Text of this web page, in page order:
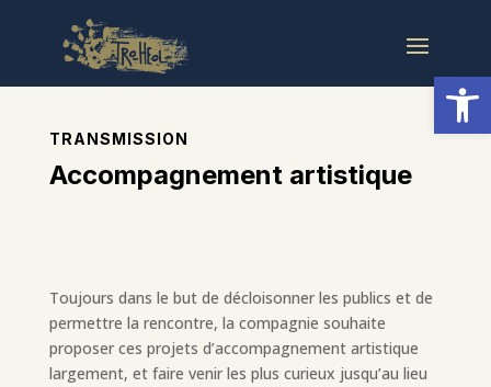
Ouvrir
TRANSMISSION
Accompagnement artistique
Toujours dans le but de décloisonner les publics et de
permettre la rencontre, la compagnie souhaite
proposer ces projets d’accompagnement artistique
largement, et faire venir les plus curieux jusqu’au lieu